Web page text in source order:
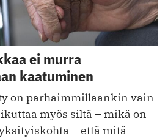
ei murra
kaatuminen
on parhaimmillaankin vain
myös siltä – mikä on
– että mitä